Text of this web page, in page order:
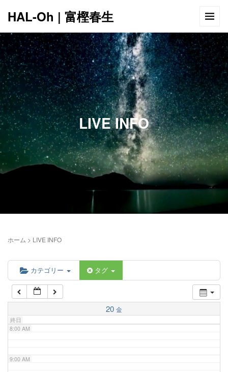
HAL-Oh | 富樫春生
LIVE INFO
ホーム > LIVE INFO
カテゴリー タグ
20 金
終日
12:00 AM
1:00 AM
2:00 AM
5:00 AM
6:00 AM
7:00 AM
8:00 AM
9:00 AM